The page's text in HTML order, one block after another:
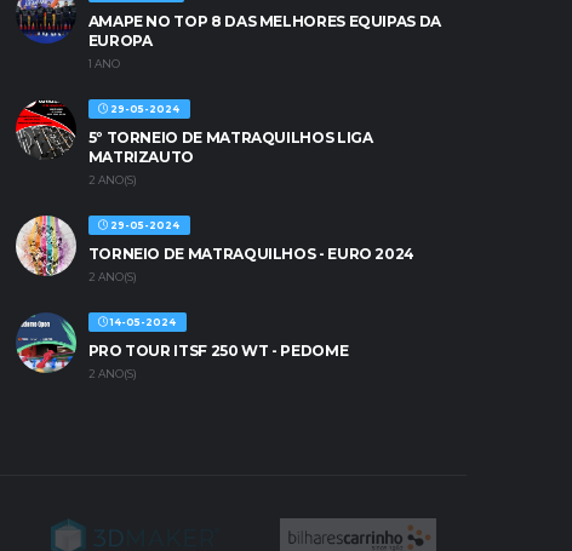
AMAPE NO TOP 8 DAS MELHORES EQUIPAS DA
EUROPA
1 ANO
29-05-2024
5º TORNEIO DE MATRAQUILHOS LIGA
MATRIZAUTO
2 ANO(S)
29-05-2024
TORNEIO DE MATRAQUILHOS - EURO 2024
2 ANO(S)
14-05-2024
PRO TOUR ITSF 250 WT - PEDOME
2 ANO(S)